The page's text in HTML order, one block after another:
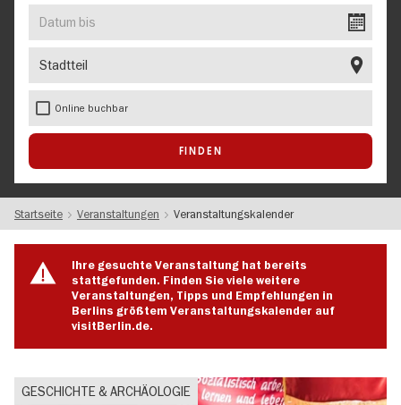
bis
Online buchbar
Startseite Veranstaltungen Veranstaltungskalender
Ihre gesuchte Veranstaltung hat bereits
stattgefunden. Finden Sie viele weitere
Veranstaltungen, Tipps und Empfehlungen in
Berlins größtem Veranstaltungskalender auf
visitBerlin.de.
GESCHICHTE & ARCHÄOLOGIE